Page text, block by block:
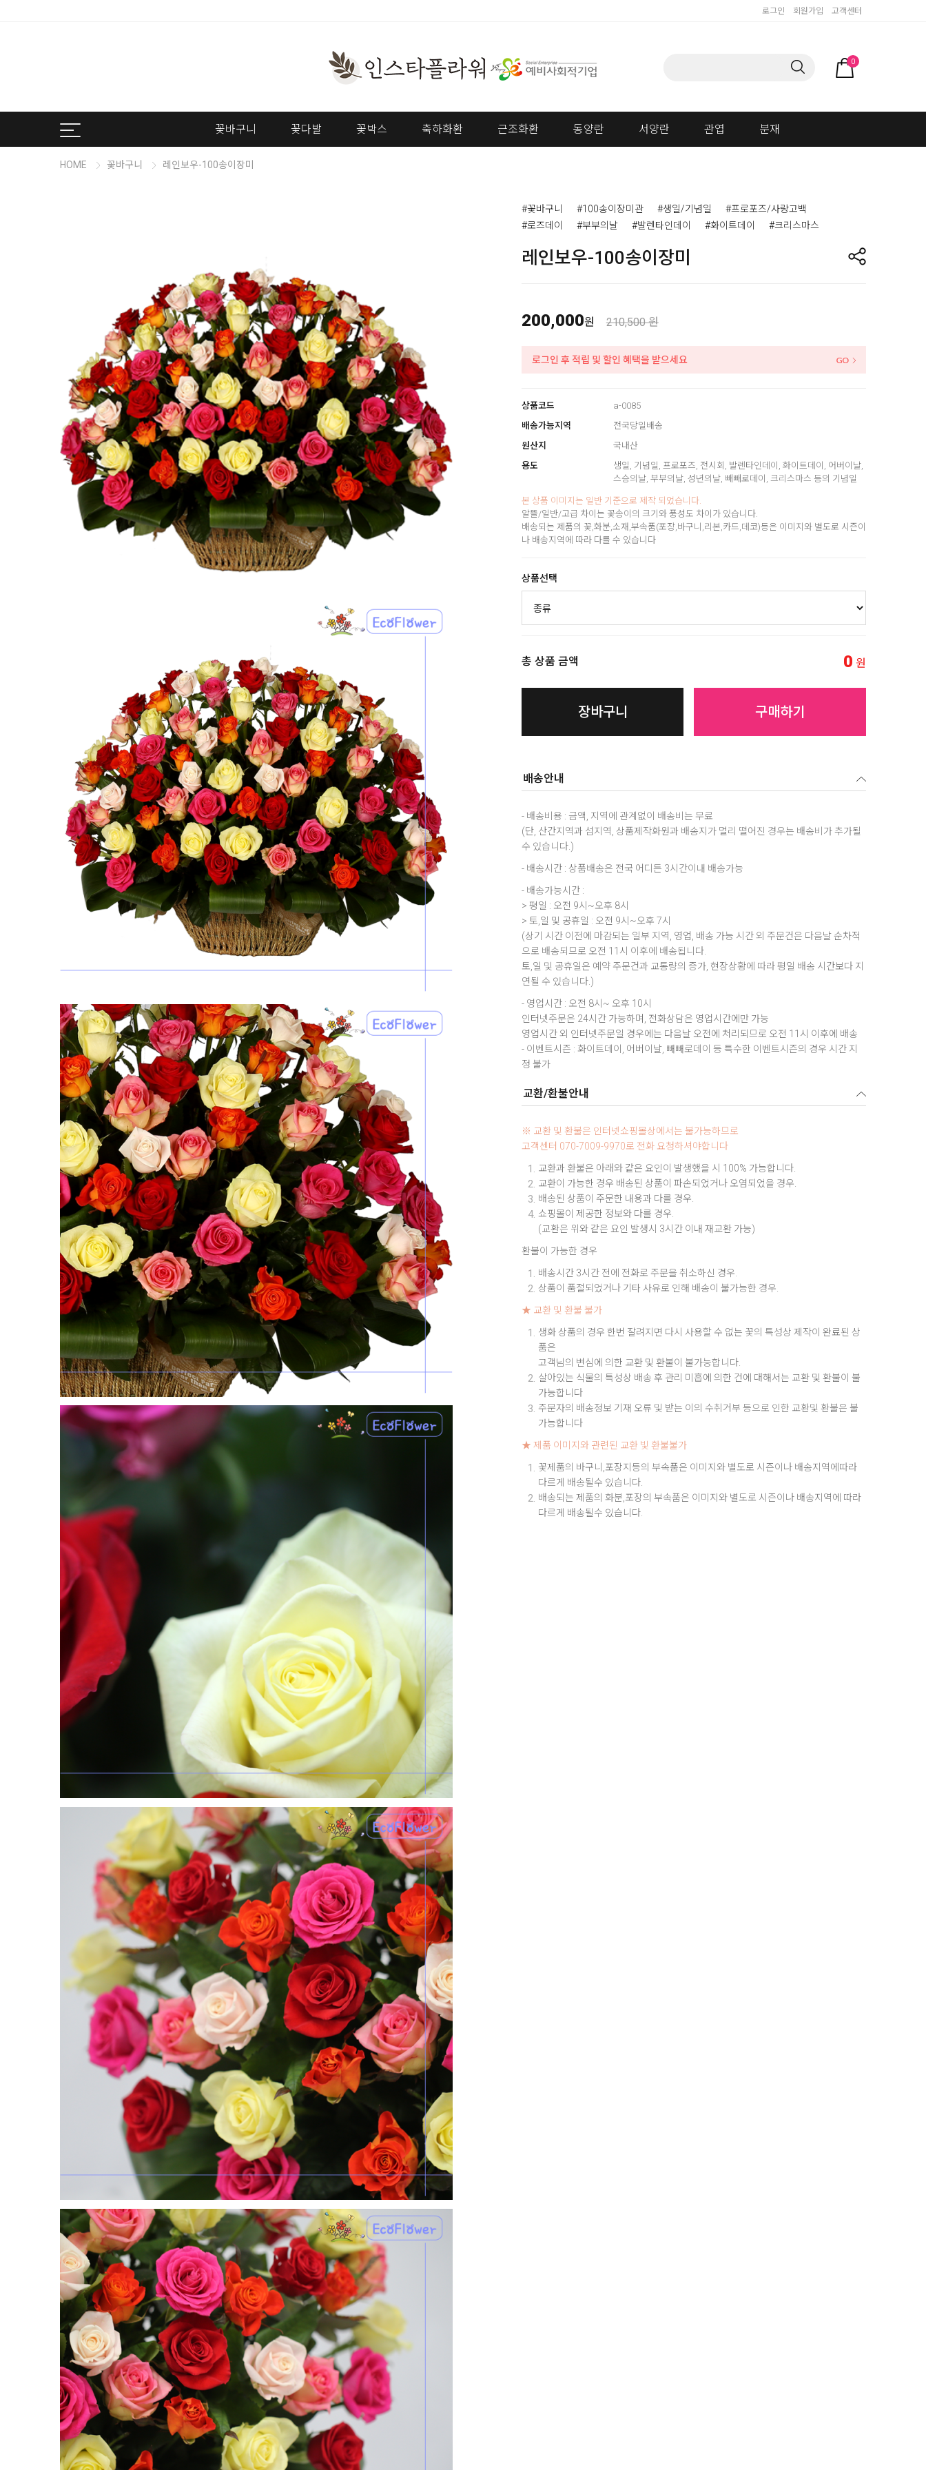
로그인 회원가입 고객센터
0
꽃바구니 꽃다발 꽃박스 축하화환 근조화환 동양란 서양란 관엽 분재
HOME 꽃바구니 레인보우-100송이장미
#꽃바구니 #100송이장미관 #생일/기념일
#프로포즈/사랑고백
#로즈데이
#부부의날 #발렌타인데이 #화이트데이 #크리스마스
레인보우-100송이장미
200,000원 210,500 원
로그인 후 적립 및 할인 혜택을 받으세요
상품코드
a-0085
배송가능지역
전국당일배송
원산지
국내산
용도
생일, 기념일, 프로포즈, 전시회, 발렌타인데이, 화이트데이, 어버이날,
스승의날, 부부의날, 성년의날, 빼빼로데이, 크리스마스 등의 기념일
본 상품 이미지는 일반 기준으로 제작 되었습니다.
알뜰/일반/고급 차이는 꽃송이의 크기와 풍성도 차이가 있습니다.
배송되는 제품의 꽃,화분,소재,부속품(포장,바구니,리본,카드,데코)등은 이미지와 별도로 시즌이
나 배송지역에 따라 다를 수 있습니다
상품선택
총 상품 금액 0 원
장바구니 구매하기
배송안내
- 배송비용 : 금액, 지역에 관계없이 배송비는 무료
(단, 산간지역과 섬지역, 상품제작화원과 배송지가 멀리 떨어진 경우는 배송비가 추가될
수 있습니다.)
- 배송시간 : 상품배송은 전국 어디든 3시간이내 배송가능
- 배송가능시간 :
> 평일 : 오전 9시~오후 8시
> 토,일 및 공휴일 : 오전 9시~오후 7시
(상기 시간 이전에 마감되는 일부 지역, 영업, 배송 가능 시간 외 주문건은 다음날 순차적
으로 배송되므로 오전 11시 이후에 배송됩니다.
토,일 및 공휴일은 예약 주문건과 교통량의 증가, 현장상황에 따라 평일 배송 시간보다 지
연될 수 있습니다.)
- 영업시간 : 오전 8시~ 오후 10시
인터넷주문은 24시간 가능하며, 전화상담은 영업시간에만 가능
영업시간 외 인터넷주문일 경우에는 다음날 오전에 처리되므로 오전 11시 이후에 배송
- 이벤트시즌 : 화이트데이, 어버이날, 빼빼로데이 등 특수한 이벤트시즌의 경우 시간 지
정 불가
교환/환불안내
※ 교환 및 환불은 인터넷쇼핑몰상에서는 불가능하므로
고객센터 070-7009-9970로 전화 요청하셔야합니다
교환과 환불은 아래와 같은 요인이 발생했을 시 100% 가능합니다.
교환이 가능한 경우 배송된 상품이 파손되었거나 오염되었을 경우.
배송된 상품이 주문한 내용과 다를 경우.
쇼핑몰이 제공한 정보와 다를 경우.
(교환은 위와 같은 요인 발생시 3시간 이내 재교환 가능)
환불이 가능한 경우
배송시간 3시간 전에 전화로 주문을 취소하신 경우.
상품이 품절되었거나 기타 사유로 인해 배송이 불가능한 경우.
★ 교환 및 환불 불가
생화 상품의 경우 한번 잘려지면 다시 사용할 수 없는 꽃의 특성상 제작이 완료된 상
품은
고객님의 변심에 의한 교환 및 환불이 불가능합니다.
살아있는 식물의 특성상 배송 후 관리 미흡에 의한 건에 대해서는 교환 및 환불이 불
가능합니다
주문자의 배송정보 기재 오류 및 받는 이의 수취거부 등으로 인한 교환및 환불은 불
가능합니다
★ 제품 이미지와 관련된 교환 빛 환불불가
꽃제품의 바구니,포장지등의 부속품은 이미지와 별도로 시즌이나 배송지역에따라
다르게 배송될수 있습니다.
배송되는 제품의 화분,포장의 부속품은 이미지와 별도로 시즌이나 배송지역에 따라
다르게 배송될수 있습니다.